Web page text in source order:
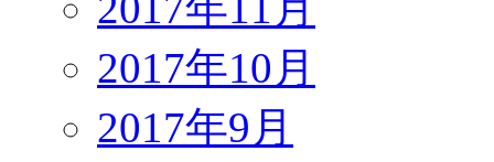
2017年10月
2017年9月